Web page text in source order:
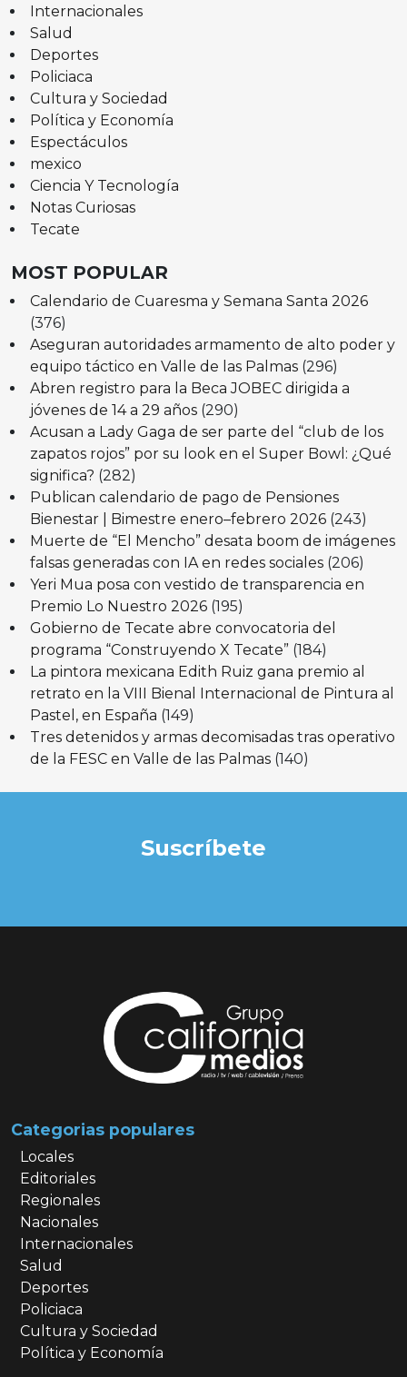
Internacionales
Salud
Deportes
Policiaca
Cultura y Sociedad
Política y Economía
Espectáculos
mexico
Ciencia Y Tecnología
Notas Curiosas
Tecate
MOST POPULAR
Calendario de Cuaresma y Semana Santa 2026
(376)
Aseguran autoridades armamento de alto poder y
equipo táctico en Valle de las Palmas (296)
Abren registro para la Beca JOBEC dirigida a
jóvenes de 14 a 29 años (290)
Acusan a Lady Gaga de ser parte del “club de los
zapatos rojos” por su look en el Super Bowl: ¿Qué
significa? (282)
Publican calendario de pago de Pensiones
Bienestar | Bimestre enero–febrero 2026 (243)
Muerte de “El Mencho” desata boom de imágenes
falsas generadas con IA en redes sociales (206)
Yeri Mua posa con vestido de transparencia en
Premio Lo Nuestro 2026 (195)
Gobierno de Tecate abre convocatoria del
programa “Construyendo X Tecate” (184)
La pintora mexicana Edith Ruiz gana premio al
retrato en la VIII Bienal Internacional de Pintura al
Pastel, en España (149)
Tres detenidos y armas decomisadas tras operativo
de la FESC en Valle de las Palmas (140)
Suscríbete
Categorias populares
Locales
Editoriales
Regionales
Nacionales
Internacionales
Salud
Deportes
Policiaca
Cultura y Sociedad
Política y Economía